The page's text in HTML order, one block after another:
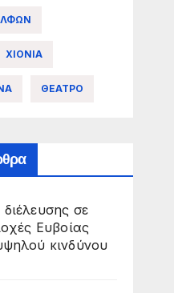
ΧΙΟΝΙΑ
ΘΕΑΤΡΟ
σε
Ευβοίας
κινδύνου